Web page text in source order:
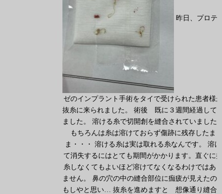
昨日、プロテ
ゼのインプラント手術をタイで受けられた患者様
抜糸に来られました。 術後 既に３週間経過して
ました。 溶ける糸で切開創を縫合されていました
もちろんは糸は溶けておらず傷跡に残存したま
ま・・・ 溶ける糸は実は取れる糸なんです。 溶け
て消失するにはとても期間がかかります。直ぐに
糸しなくてもよいほど溶けてなくなるわけではあ
ません。 鼻の穴の中の縫合部位に痂疲が見えたの
もしやと思い… 抜糸を進めますと 想像通り縫合